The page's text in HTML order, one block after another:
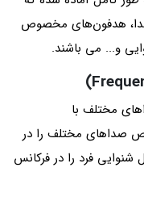
هدفون‌های مخصوص
و... می باشند.
مختلف با
صداهای مختلف را در
فرد را در فرکانس